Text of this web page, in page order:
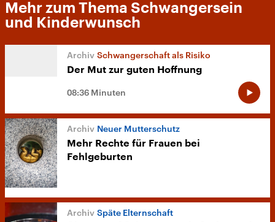
Mehr zum Thema Schwangersein
und Kinderwunsch
Schwangerschaft als Risiko
Der Mut zur guten Hoffnung
08:36 Minuten
Neuer Mutterschutz
Mehr Rechte für Frauen bei
Fehlgeburten
Späte Elternschaft